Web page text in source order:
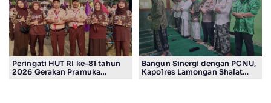
Peringati HUT RI ke-81 tahun
2026 Gerakan Pramuka
Bangun Sinergi dengan PCNU,
Kapolres Lamongan Shalat